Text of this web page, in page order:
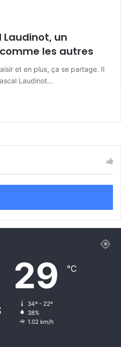
Laudinot, un
les autres
et en plus, ça se partage. Il
Laudinot…
29 ℃
34º - 22º
38%
1.02 km/h